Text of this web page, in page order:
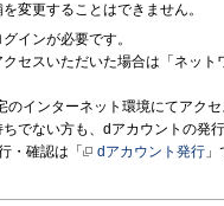
変更することはできません。
インが必要です。
クセスいただいた場合は「ネッ
のインターネット環境にてアク
でない方も、dアカウントの発行
・確認は「
dアカウント発行